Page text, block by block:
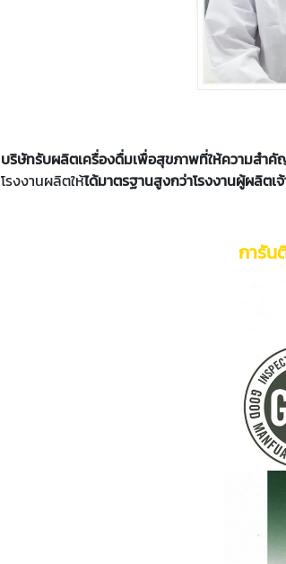
บริษัทรับผลิตเครื่องดื่มเพื่อสุขภาพที่ให้ความสำ
โรงงานผลิตให้ได้มาตรฐานสูงกว่าโรงงานผู้ผลิตเ
การัน